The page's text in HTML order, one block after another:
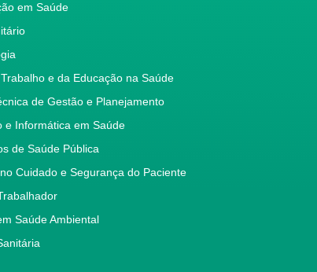
em Saúde
e da Educação na Saúde
de Gestão e Planejamento
e Informática em Saúde
de Saúde Pública
Cuidado e Segurança do Paciente
Saúde Ambiental